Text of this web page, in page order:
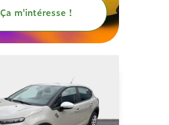
Ça m'intéresse !